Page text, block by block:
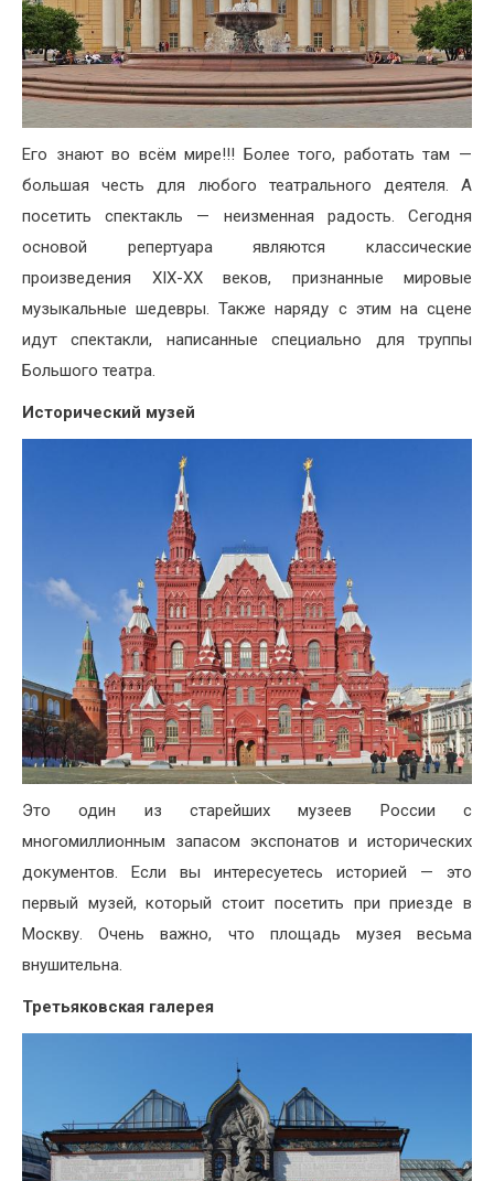
Его знают во всём мире!!! Более того, работать там —
большая честь для любого театрального деятеля. А
посетить спектакль — неизменная радость. Сегодня
основой репертуара являются классические
произведения XIX-XX веков, признанные мировые
музыкальные шедевры. Также наряду с этим на сцене
идут спектакли, написанные специально для труппы
Большого театра.
Исторический музей
Это один из старейших музеев России с
многомиллионным запасом экспонатов и исторических
документов. Если вы интересуетесь историей — это
первый музей, который стоит посетить при приезде в
Москву. Очень важно, что площадь музея весьма
внушительна.
Третьяковская галерея